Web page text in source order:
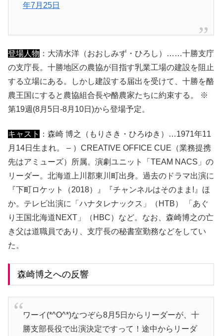
年7月25日
登場人物 ：大清水洋（おおしみず・ひろし）……十勝支庁
の支庁長。十勝地区の農協が目指す乳業工場の建設を阻止
する立場にある。しかし建設する届出を受けて、十勝を酪
農王国にすると農協組合長や酪農家たちに約束する。 ※
第19週(8月5日-8月10日)から登場予定。
キャスト
：森崎 博之（もりさき・ひろゆき）…1971年11
月14日生まれ。 – ）CREATIVE OFFICE CUE（業務提携
先はアミューズ）所属。演劇ユニット「TEAM NACS」の
リーダー。北海道上川郡東川町出身。過去のドラマ出演に
『下町ロケット（2018）』『チャンネルはそのまま!』ほ
か。テレビ出演に「ハナタレナックス」（HTB） 「あぐ
り王国北海道NEXT」（HBC）など。なお、森崎博之の亡
き父は道職員であり、支庁長の秘書室勤務などをしてい
た。
森崎博之への反響
ワーイ(*^O^*)なつぞら8月5日からリーダーが、十
勝支部長役で出演決定ですって！途中からリーダ